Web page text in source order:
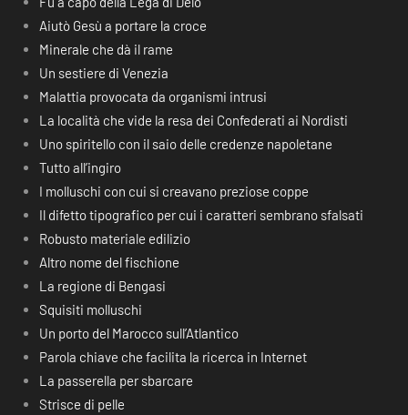
Aiutò Gesù a portare la croce
Minerale che dà il rame
Un sestiere di Venezia
Malattia provocata da organismi intrusi
La località che vide la resa dei Confederati ai Nordisti
Uno spiritello con il saio delle credenze napoletane
Tutto all’ingiro
I molluschi con cui si creavano preziose coppe
Il difetto tipografico per cui i caratteri sembrano sfalsati
Robusto materiale edilizio
Altro nome del fischione
La regione di Bengasi
Squisiti molluschi
Un porto del Marocco sull’Atlantico
Parola chiave che facilita la ricerca in Internet
La passerella per sbarcare
Strisce di pelle